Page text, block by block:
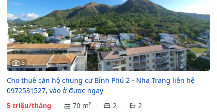
5
Cho thuê căn hộ chung cư Bình Phú 2 - Nha Trang liên hệ
0972531527, vào ở được ngay
5 triệu/tháng
70 m² 2
2